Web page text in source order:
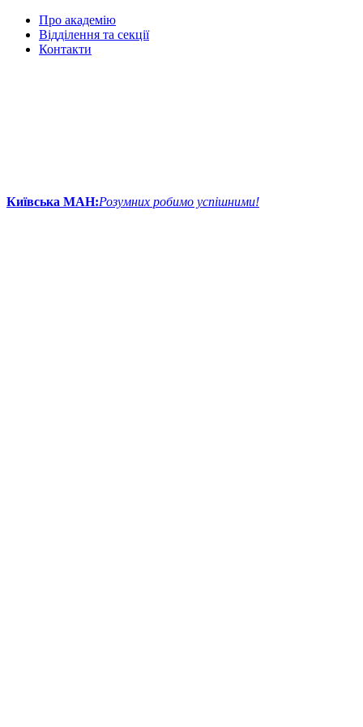
Про академію
Відділення та секції
Контакти
Київська МАН:Розумних робимо успішними!